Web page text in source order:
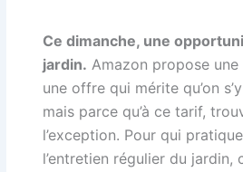
Ce dimanche, une
jardin. Amazon propose une
une offre qui mérite qu’on
mais parce qu’à ce tarif,
l’exception. Pour qui
l’entretien régulier du